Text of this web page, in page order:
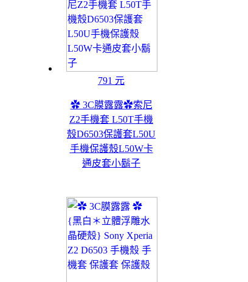
791 元
✿ 3C膜露露✿索尼
Z2手機套 L50T手機
殼D6503保護套L50U
手機保護殼L50W卡
通皮套小鬍子